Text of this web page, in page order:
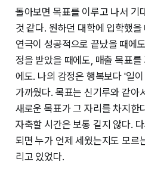
돌아보면 목표를 이루고 나서 기
것 같다. 원하던 대학에 입학했
연극이 성공적으로 끝났을 때에
정을 받았을 때에도, 매출 목표
에도. 나의 감정은 행복보다 '일
가까웠다. 목표는 신기루와 같아
새로운 목표가 그 자리를 차지한
자축할 시간은 보통 길지 않다.
되면 누가 언제 세웠는지도 모르
리고 있었다.